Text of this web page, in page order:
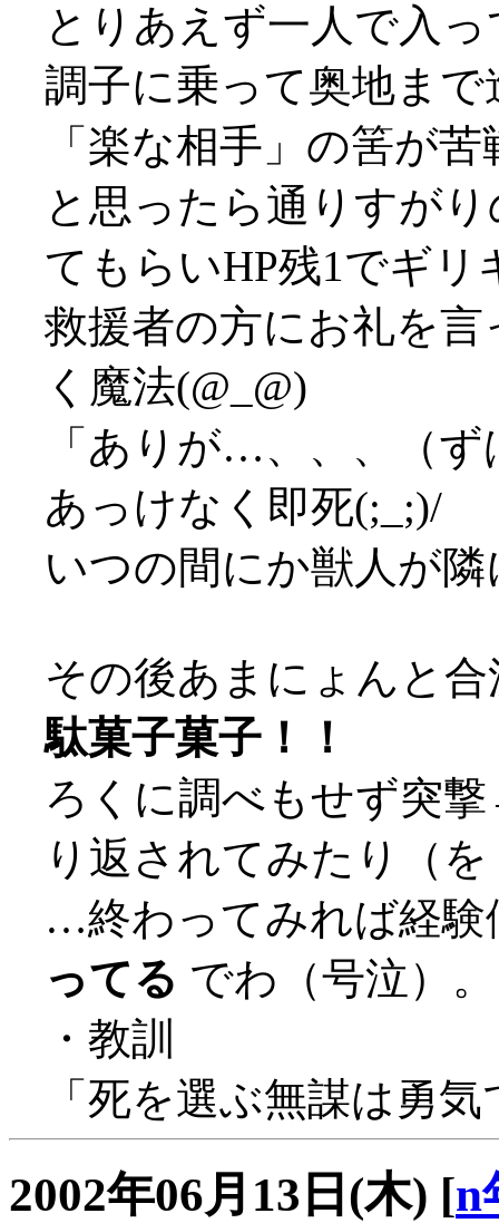
とりあえず一人で入
調子に乗って奥地ま
「楽な相手」の筈が
と思ったら通りすが
てもらいHP残1でギリ
救援者の方にお礼を
く魔法(@_@)
「ありが…、、、（
あっけなく即死(;_;)/
いつの間にか獣人が
その後あまにょんと
駄菓子菓子！！
ろくに調べもせず突
り返されてみたり（を
…終わってみれば経
ってる でわ（号泣）。
・教訓
「死を選ぶ無謀は勇
2002年06月13日(木) [n